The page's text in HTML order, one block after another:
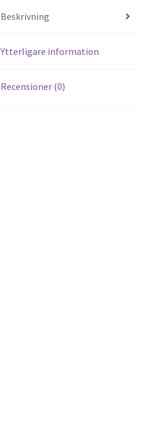
Beskrivning
Ytterligare information
Recensioner (0)